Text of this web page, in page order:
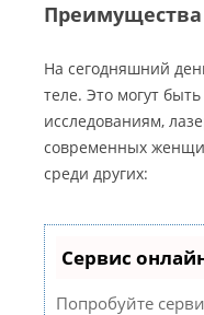
На сегодняшний
теле. Это могут
исследованиям,
современных
среди других:
Сервис
Попробуйте